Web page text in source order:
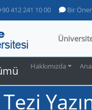
412 241 10 00 Bir
Hakkımızda